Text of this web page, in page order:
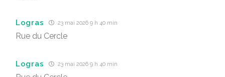
Logras 23 mai 2026 9 h 40 min
Rue du Cercle
Logras 23 mai 2026 9 h 40 min